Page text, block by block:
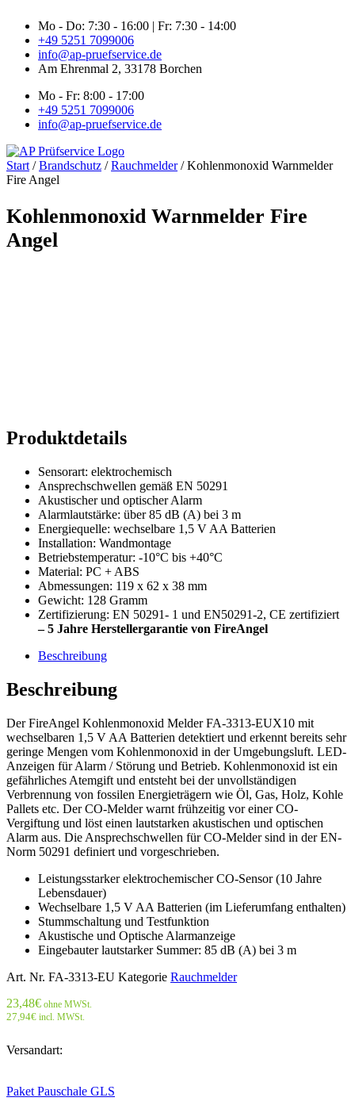
Inhalt
springen
Mo - Do: 7:30 - 16:00 | Fr: 7:30 - 14:00
+49 5251 7099006
info@ap-pruefservice.de
Am Ehrenmal 2, 33178 Borchen
Mo - Fr: 8:00 - 17:00
+49 5251 7099006
info@ap-pruefservice.de
Start /Brandschutz /Rauchmelder/ Kohlenmonoxid Warnmelder
Fire Angel
Kohlenmonoxid Warnmelder Fire
Angel
Produktdetails
Sensorart: elektrochemisch
Ansprechschwellen gemäß EN 50291
Akustischer und optischer Alarm
Alarmlautstärke: über 85 dB (A) bei 3 m
Energiequelle: wechselbare 1,5 V AA Batterien
Installation: Wandmontage
Betriebstemperatur: -10°C bis +40°C
Material: PC + ABS
Abmessungen: 119 x 62 x 38 mm
Gewicht: 128 Gramm
Zertifizierung: EN 50291- 1 und EN50291-2, CE zertifiziert
– 5 Jahre Herstellergarantie von FireAngel
Beschreibung
Beschreibung
Der FireAngel Kohlenmonoxid Melder FA-3313-EUX10 mit
wechselbaren 1,5 V AA Batterien detektiert und erkennt bereits sehr
geringe Mengen vom Kohlenmonoxid in der Umgebungsluft. LED-
Anzeigen für Alarm / Störung und Betrieb. Kohlenmonoxid ist ein
gefährliches Atemgift und entsteht bei der unvollständigen
Verbrennung von fossilen Energieträgern wie Öl, Gas, Holz, Kohle
Pallets etc. Der CO-Melder warnt frühzeitig vor einer CO-
Vergiftung und löst einen lautstarken akustischen und optischen
Alarm aus. Die Ansprechschwellen für CO-Melder sind in der EN-
Norm 50291 definiert und vorgeschrieben.
Leistungsstarker elektrochemischer CO-Sensor (10 Jahre
Lebensdauer)
Wechselbare 1,5 V AA Batterien (im Lieferumfang enthalten)
Stummschaltung und Testfunktion
Akustische und Optische Alarmanzeige
Eingebauter lautstarker Summer: 85 dB (A) bei 3 m
Art. Nr. FA-3313-EU Kategorie Rauchmelder
23,48€ ohne MWSt.
27,94€ incl. MWSt.
Versandart:
Paket Pauschale GLS